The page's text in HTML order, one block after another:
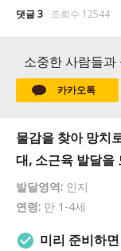
댓글 3 조회수 12544
소중한 사람들과
카카오톡
물감을 찾아 망치
대, 소근육 발달을
발달영역: 인지
연령: 만 1-4세
미리 준비하